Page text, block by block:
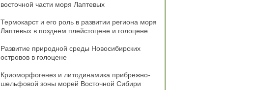
восточной части моря Лаптевых
Термокарст и его роль в развитии региона моря
Лаптевых в позднем плейстоцене и голоцене
Развитие природной среды Новосибирских
островов в голоцене
Криоморфогенез и литодинамика прибрежно-
шельфовой зоны морей Восточной Сибири